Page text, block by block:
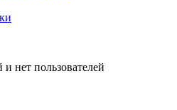
и нет пользователей